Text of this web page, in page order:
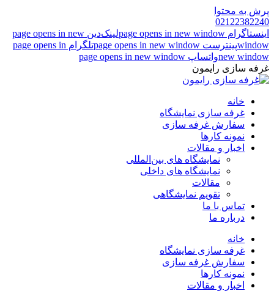
پرش به محتوا
02122382240
اینستاگرام page opens in new window
لینک‌دین page opens in new
windowپینترست page opens in new window
تلگرام page opens in
new windowواتساپ page opens in new window
غرفه سازی رایمون
خانه
غرفه سازی نمایشگاه
سفارش غرفه سازی
نمونه کارها
اخبار و مقالات
نمایشگاه های بین‌المللی
نمایشگاه های داخلی
مقالات
تقویم نمایشگاهی
تماس با ما
درباره ما
خانه
غرفه سازی نمایشگاه
سفارش غرفه سازی
نمونه کارها
اخبار و مقالات